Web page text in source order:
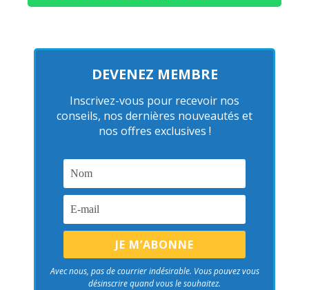
DEVENEZ MEMBRE
Inscrivez-vous pour recevoir nos
conseils, nos dernières nouveautés et
nos offres exclusives !
Avec nous, pas de courrier indésirable. Vous pouvez vous
désinscrire quand vous le souhaitez.